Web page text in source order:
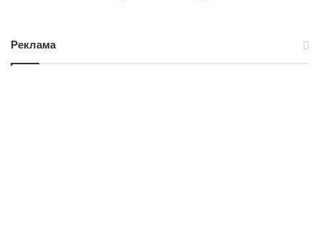
Реклама